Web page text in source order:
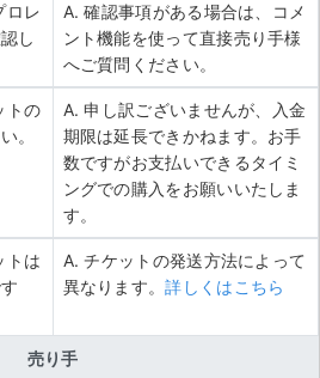
ロレ
し
A. 確認事項がある場合は、コメ
ント機能を使って直接売り手様
へご質問ください。
トの
。
A. 申し訳ございませんが、入金
期限は延長できかねます。お手
数ですがお支払いできるタイミ
ングでの購入をお願いいたしま
す。
トは
A. チケットの発送方法によって
異なります。詳しくはこちら
売り手